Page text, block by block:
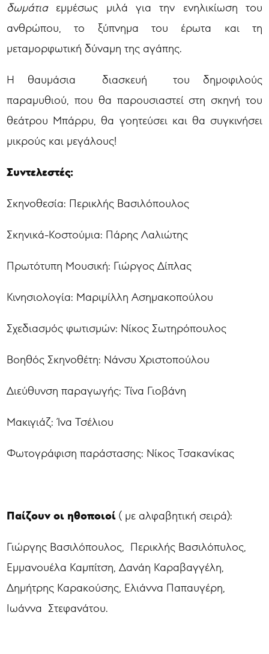
δωμάτια εμμέσως μιλά για την ενηλικίωση του
ανθρώπου, το ξύπνημα του έρωτα και τη
μεταμορφωτική δύναμη της αγάπης.
Η θαυμάσια διασκευή του δημοφιλούς
παραμυθιού, που θα παρουσιαστεί στη σκηνή του
θεάτρου Μπάρρυ, θα γοητεύσει και θα συγκινήσει
μικρούς και μεγάλους!
Συντελεστές:
Σκηνοθεσία: Περικλής Βασιλόπουλος
Σκηνικά-Κοστούμια: Πάρης Λαλιώτης
Πρωτότυπη Μουσική: Γιώργος Δίπλας
Κινησιολογία: Μαριμίλλη Ασημακοπούλου
Σχεδιασμός φωτισμών: Νίκος Σωτηρόπουλος
Βοηθός Σκηνοθέτη: Νάνσυ Χριστοπούλου
Διεύθυνση παραγωγής: Τίνα Γιοβάνη
Μακιγιάζ: Ίνα Τσέλιου
Φωτογράφιση παράστασης: Νίκος Τσακανίκας
Παίζουν οι ηθοποιοί( με αλφαβητική σειρά):
Γιώργης Βασιλόπουλος, Περικλής Βασιλόπυλος,
Εμμανουέλα Καμπίτση, Δανάη Καραβαγγέλη,
Δημήτρης Καρακούσης, Ελιάννα Παπαυγέρη,
Ιωάννα Στεφανάτου.